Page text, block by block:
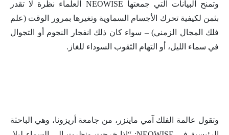
وتمنح البيانات التي جمعتها NEOWISE العلماء نظرة لا تقدر
بثمن لكيفية تحرك الأجسام السماوية وتغيرها بمرور الوقت (علم
فلك المجال الزمني) – سواء كان ذلك انفجار النجوم أو التجوال
في سماء الليل، أو التهام الثقوب السوداء للغاز.
وتقول عالمة الفلك آمي ماينزر، من جامعة أريزونا، وهي الباحثة